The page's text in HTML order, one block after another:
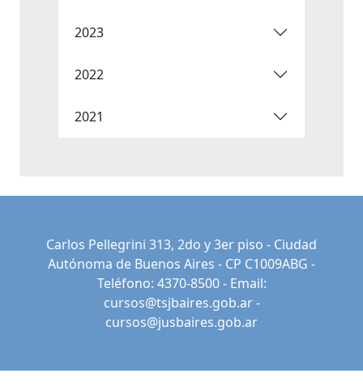
2023
2022
2021
Carlos Pellegrini 313, 2do y 3er piso - Ciudad
Autónoma de Buenos Aires - CP C1009ABG -
Teléfono: 4370-8500 - Email:
cursos@tsjbaires.gob.ar-
cursos@jusbaires.gob.ar